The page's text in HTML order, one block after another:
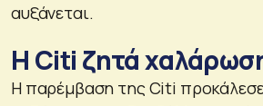
αυξάνεται.
Η Citi ζητά
Η παρέμβαση της Citi